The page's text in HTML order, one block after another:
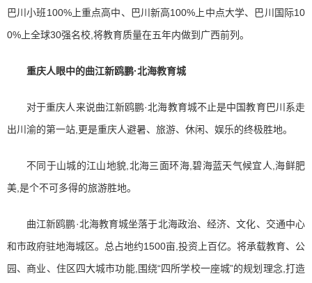
巴川小班100%上重点高中、巴川新高100%上中点大学、巴川国际10
0%上全球30强名校,将教育质量在五年内做到广西前列。
重庆人眼中的曲江新鸥鹏·北海教育城
对于重庆人来说曲江新鸥鹏·北海教育城不止是中国教育巴川系走
出川渝的第一站,更是重庆人避暑、旅游、休闲、娱乐的终极胜地。
不同于山城的江山地貌,北海三面环海,碧海蓝天气候宜人,海鲜肥
美,是个不可多得的旅游胜地。
曲江新鸥鹏·北海教育城坐落于北海政治、经济、文化、交通中心
和市政府驻地海城区。总占地约1500亩,投资上百亿。将承载教育、公
园、商业、住区四大城市功能,围绕“四所学校一座城”的规划理念,打造